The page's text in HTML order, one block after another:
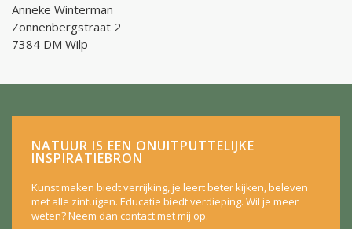
Anneke Winterman
Zonnenbergstraat 2
7384 DM Wilp
NATUUR IS EEN ONUITPUTTELIJKE
INSPIRATIEBRON
Kunst maken biedt verrijking, je leert beter kijken, beleven
met alle zintuigen. Educatie biedt verdieping. Wil je meer
weten? Neem dan contact met mij op.